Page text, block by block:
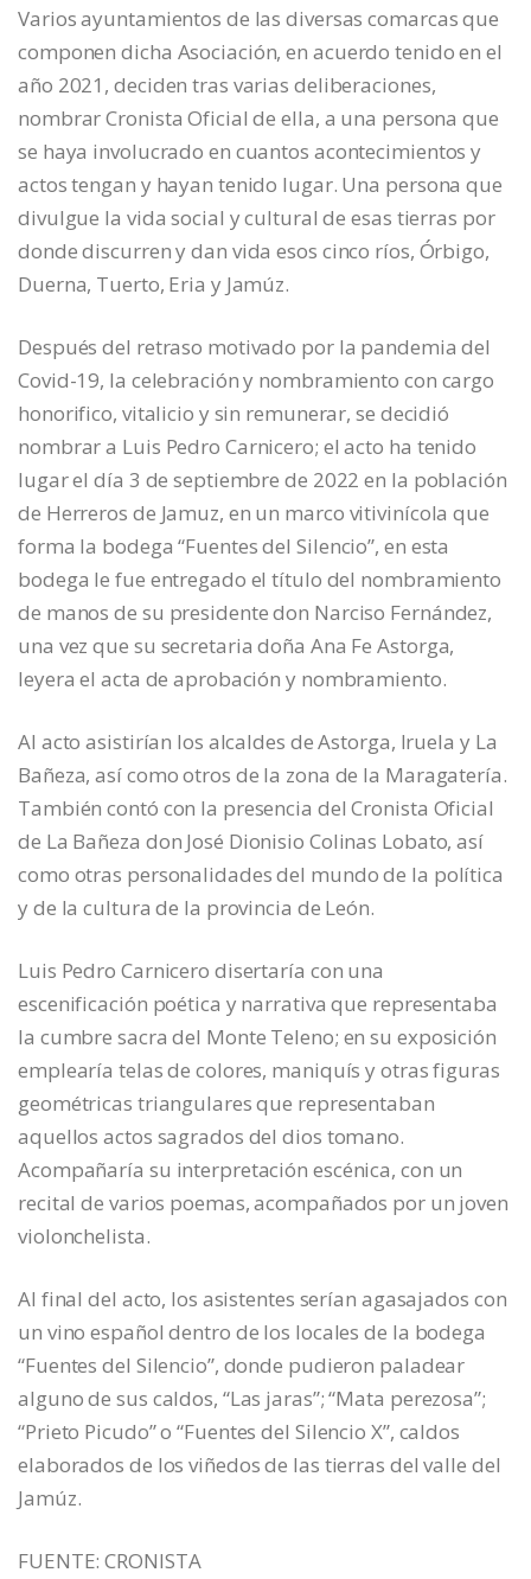
Varios ayuntamientos de las diversas comarcas que
componen dicha Asociación, en acuerdo tenido en el
año 2021, deciden tras varias deliberaciones,
nombrar Cronista Oficial de ella, a una persona que
se haya involucrado en cuantos acontecimientos y
actos tengan y hayan tenido lugar. Una persona que
divulgue la vida social y cultural de esas tierras por
donde discurren y dan vida esos cinco ríos, Órbigo,
Duerna, Tuerto, Eria y Jamúz.
Después del retraso motivado por la pandemia del
Covid-19, la celebración y nombramiento con cargo
honorifico, vitalicio y sin remunerar, se decidió
nombrar a Luis Pedro Carnicero; el acto ha tenido
lugar el día 3 de septiembre de 2022 en la población
de Herreros de Jamuz, en un marco vitivinícola que
forma la bodega “Fuentes del Silencio”, en esta
bodega le fue entregado el título del nombramiento
de manos de su presidente don Narciso Fernández,
una vez que su secretaria doña Ana Fe Astorga,
leyera el acta de aprobación y nombramiento.
Al acto asistirían los alcaldes de Astorga, Iruela y La
Bañeza, así como otros de la zona de la Maragatería.
También contó con la presencia del Cronista Oficial
de La Bañeza don José Dionisio Colinas Lobato, así
como otras personalidades del mundo de la política
y de la cultura de la provincia de León.
Luis Pedro Carnicero disertaría con una
escenificación poética y narrativa que representaba
la cumbre sacra del Monte Teleno; en su exposición
emplearía telas de colores, maniquís y otras figuras
geométricas triangulares que representaban
aquellos actos sagrados del dios tomano.
Acompañaría su interpretación escénica, con un
recital de varios poemas, acompañados por un joven
violonchelista.
Al final del acto, los asistentes serían agasajados con
un vino español dentro de los locales de la bodega
“Fuentes del Silencio”, donde pudieron paladear
alguno de sus caldos, “Las jaras”; “Mata perezosa”;
“Prieto Picudo” o “Fuentes del Silencio X”, caldos
elaborados de los viñedos de las tierras del valle del
Jamúz.
FUENTE: CRONISTA